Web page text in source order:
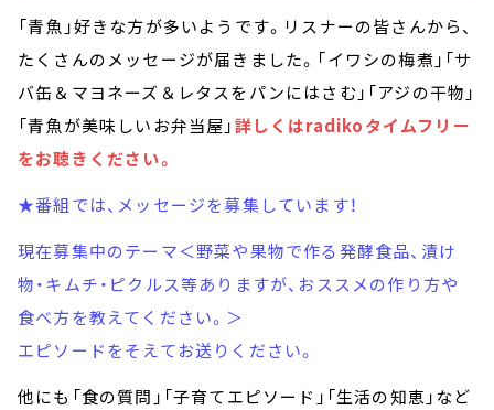
「青魚」好きな方が多いようです。リスナーの皆さんから、
たくさんのメッセージが届きました。「イワシの梅煮」「サ
バ缶＆マヨネーズ＆レタスをパンにはさむ」「アジの干物」
「青魚が美味しいお弁当屋」詳しくはradikoタイムフリー
をお聴きください。
★番組では、メッセージを募集しています！
現在募集中のテーマ＜野菜や果物で作る発酵食品、漬け
物・キムチ・ピクルス等ありますが、おススメの作り方や
食べ方を教えてください。＞
エピソードをそえてお送りください。
他にも「食の質問」「子育てエピソード」「生活の知恵」など